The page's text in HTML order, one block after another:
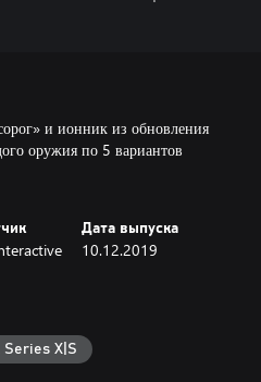
и ионник из обновления
оружия по 5 вариантов
Дата выпуска
10.12.2019
Series X|S